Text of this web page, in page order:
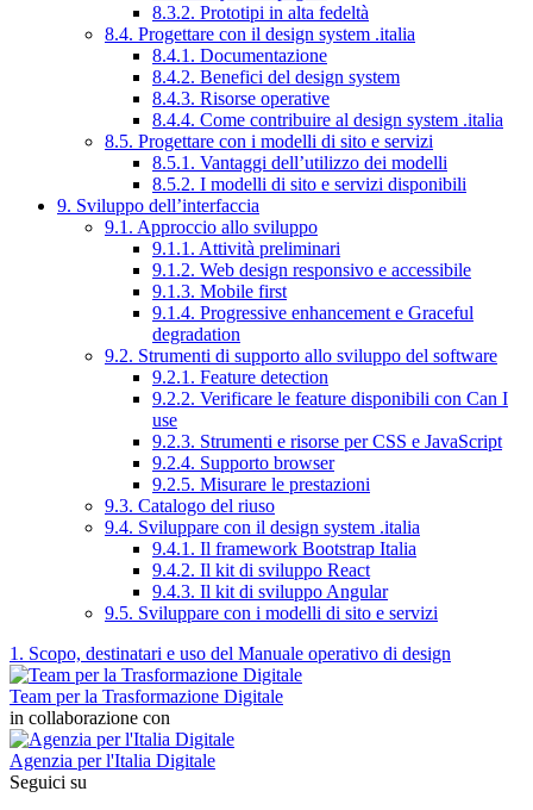
8.3.2. Prototipi in alta fedeltà
8.4. Progettare con il design system .italia
8.4.1. Documentazione
8.4.2. Benefici del design system
8.4.3. Risorse operative
8.4.4. Come contribuire al design system .italia
8.5. Progettare con i modelli di sito e servizi
8.5.1. Vantaggi dell’utilizzo dei modelli
8.5.2. I modelli di sito e servizi disponibili
9. Sviluppo dell’interfaccia
9.1. Approccio allo sviluppo
9.1.1. Attività preliminari
9.1.2. Web design responsivo e accessibile
9.1.3. Mobile first
9.1.4. Progressive enhancement e Graceful
degradation
9.2. Strumenti di supporto allo sviluppo del software
9.2.1. Feature detection
9.2.2. Verificare le feature disponibili con Can I
use
9.2.3. Strumenti e risorse per CSS e JavaScript
9.2.4. Supporto browser
9.2.5. Misurare le prestazioni
9.3. Catalogo del riuso
9.4. Sviluppare con il design system .italia
9.4.1. Il framework Bootstrap Italia
9.4.2. Il kit di sviluppo React
9.4.3. Il kit di sviluppo Angular
9.5. Sviluppare con i modelli di sito e servizi
1. Scopo, destinatari e uso del Manuale operativo di design
Team per la Trasformazione Digitale
in collaborazione con
Agenzia per l'Italia Digitale
Seguici su